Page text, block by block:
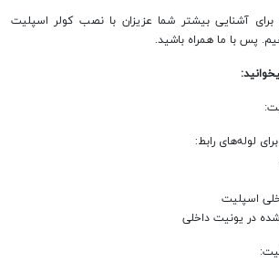
برای آشنایی بیشتر شما عزیزان با نصب کولر اسپلیت
پس با ما همراه باشید.
لوله‌های رابط:
اسپلیت
در یونیت داخلی